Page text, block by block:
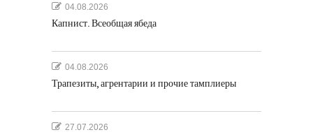
04.08.2026
Капнист. Всеобщая ябеда
04.08.2026
Трапезиты, агрентарии и прочие тамплиеры
27.07.2026